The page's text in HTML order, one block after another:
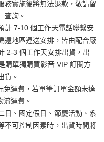
務實施後將無法退款，敬請留
查詢。
計 7-10 個工作天電話聯繫安
遠地區運送安排，皆由配合廠
2-3 個工作天安排出貨，出
購單獨購買影音 VIP 訂閱方
貨。
運費，若單筆訂單金額未達
運費。
日、國定假日、節慶活動、系
不可控制因素時，出貨時間將